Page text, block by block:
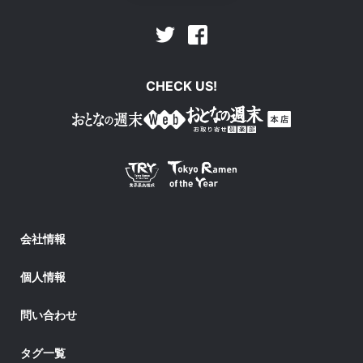
Twitter
CHECK US!
会社情報
個人情報
問い合わせ
タグ一覧